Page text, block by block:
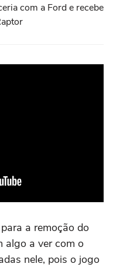
com a Ford e recebe
a remoção do
algo a ver com o
nele, pois o jogo